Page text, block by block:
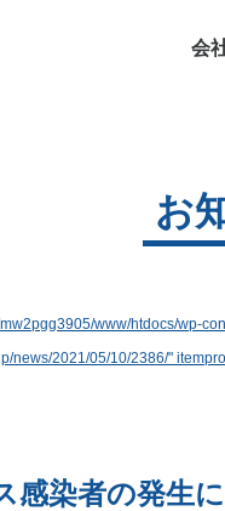
会
お
www/htdocs/wp-
news/2021/05/10/2386/"
染者の発生に